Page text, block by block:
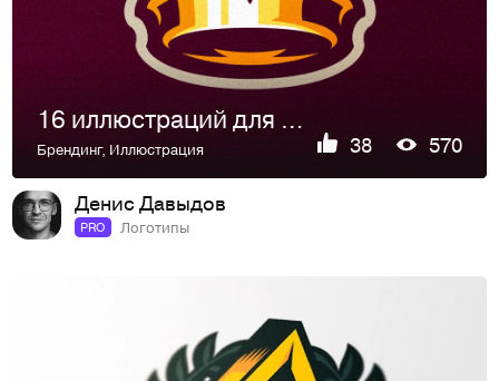
16 иллюстраций для Xbox Live
Брендинг, Иллюстрация 38 570
Денис Давыдов
PRO Логотипы